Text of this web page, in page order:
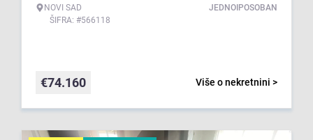
NOVI SAD
ŠIFRA: #566118
JEDNOIPOSOBAN
Više o nekretnini >
€74.160